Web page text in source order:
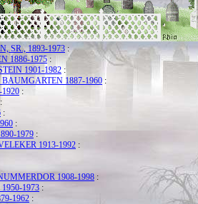
SR., 1893-1973 :
1886-1975:
1901-1982 :
1887-1960 :
:
:
:
:
1979 :
1913-1992 :
1908-1998 :
1973 :
1962 :